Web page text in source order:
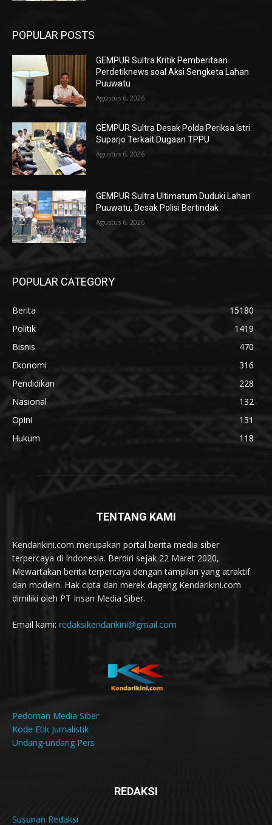
POPULAR POSTS
GEMPUR Sultra Kritik Pemberitaan
Perdetiknews soal Aksi Sengketa Lahan
Puuwatu
Agustus 6, 2026
GEMPUR Sultra Desak Polda Periksa Istri
Suparjo Terkait Dugaan TPPU
Agustus 6, 2026
GEMPUR Sultra Ultimatum Duduki Lahan
Puuwatu, Desak Polisi Bertindak
Agustus 6, 2026
POPULAR CATEGORY
Berita
15180
Politik
1419
Bisnis
470
Ekonomi
316
Pendidikan
228
Nasional
132
Opini
131
Hukum
118
TENTANG KAMI
Kendarikini.com merupakan portal berita media siber
terpercaya di Indonesia. Berdiri sejak 22 Maret 2020,
Mewartakan berita terpercaya dengan tampilan yang atraktif
dan modern. Hak cipta dan merek dagang Kendarikini.com
dimiliki oleh PT Insan Media Siber.
Email kami: redaksikendarikini@gmail.com
Pedoman Media Siber
Kode Etik Jurnalistik
Undang-undang Pers
REDAKSI
Susunan Redaksi